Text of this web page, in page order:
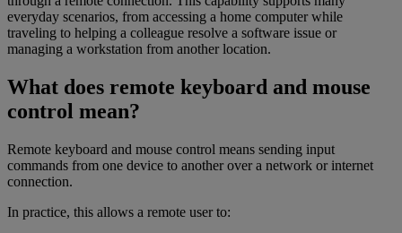
everyday scenarios, from accessing a home computer while
traveling to helping a colleague resolve a software issue or
managing a workstation from another location.
What does remote keyboard and mouse
control mean?
Remote keyboard and mouse control means sending input
commands from one device to another over a network or internet
connection.
In practice, this allows a remote user to: